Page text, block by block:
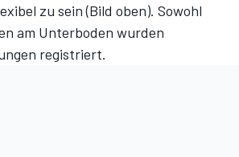
zu sein (Bild oben). Sowohl
am Unterboden wurden
registriert.